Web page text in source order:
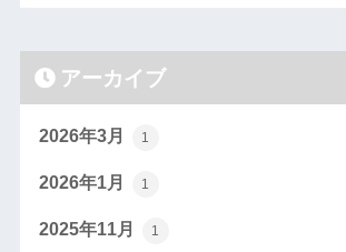
アーカイブ
2026年3月 1
2026年1月 1
2025年11月 1